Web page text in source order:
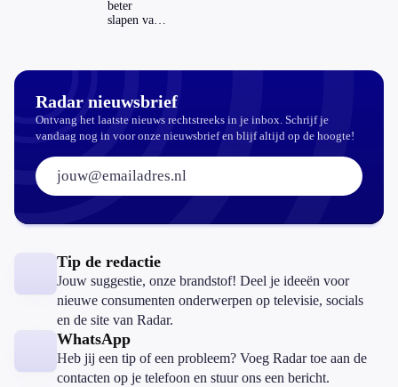
veilig?
beter
slapen van
Radar nieuwsbrief
Ontvang het laatste nieuws rechtstreeks in je inbox. Schrijf je
vandaag nog in voor onze nieuwsbrief en blijf altijd op de hoogte!
E-mailadres:
Tip de redactie
Jouw suggestie, onze brandstof! Deel je ideeën voor
nieuwe consumenten onderwerpen op televisie, socials
en de site van Radar.
WhatsApp
Heb jij een tip of een probleem? Voeg Radar toe aan de
contacten op je telefoon en stuur ons een bericht.